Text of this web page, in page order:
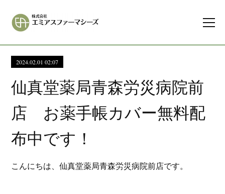
2024.02.01 02:07
仙真堂薬局青森労災病院前
店 お薬手帳カバー無料配
布中です！
こんにちは、仙真堂薬局青森労災病院前店です。